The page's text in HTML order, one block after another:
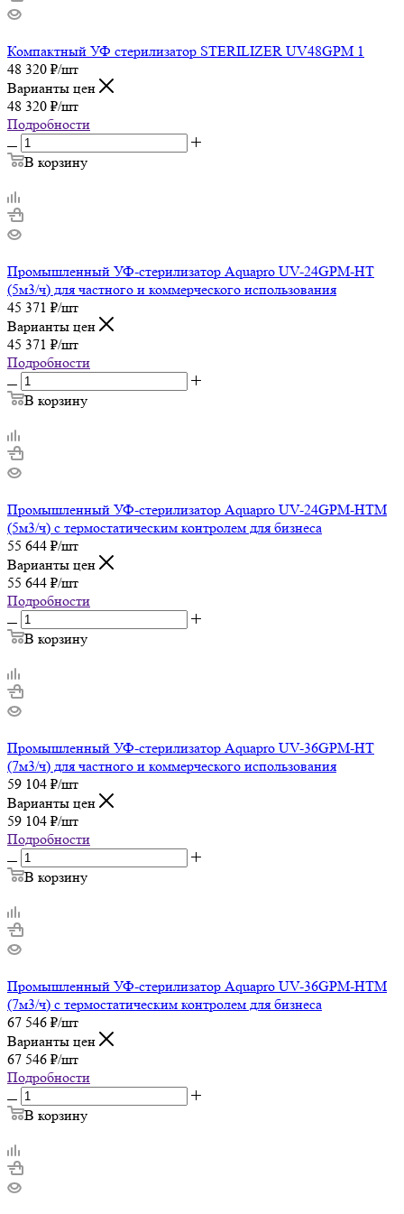
Компактный УФ стерилизатор STERILIZER UV48GPM 1
48 320 ₽/шт
Варианты цен
48 320 ₽/шт
Подробности
В корзину
Промышленный УФ-стерилизатор Aquapro UV-24GPM-HT
(5м3/ч) для частного и коммерческого использования
45 371 ₽/шт
Варианты цен
45 371 ₽/шт
Подробности
В корзину
Промышленный УФ-стерилизатор Aquapro UV-24GPM-HTM
(5м3/ч) с термостатическим контролем для бизнеса
55 644 ₽/шт
Варианты цен
55 644 ₽/шт
Подробности
В корзину
Промышленный УФ-стерилизатор Aquapro UV-36GPM-HT
(7м3/ч) для частного и коммерческого использования
59 104 ₽/шт
Варианты цен
59 104 ₽/шт
Подробности
В корзину
Промышленный УФ-стерилизатор Aquapro UV-36GPM-HTM
(7м3/ч) с термостатическим контролем для бизнеса
67 546 ₽/шт
Варианты цен
67 546 ₽/шт
Подробности
В корзину